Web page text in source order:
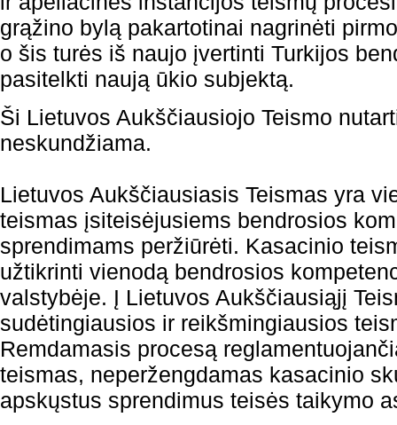
grąžino bylą pakartotinai nagrinėti
o šis turės iš naujo įvertinti Turkijos
pasitelkti naują ūkio subjektą.
Ši Lietuvos Aukščiausiojo Teismo
neskundžiama.
Lietuvos Aukščiausiasis Teismas yra
teismas įsiteisėjusiems bendrosios
sprendimams peržiūrėti. Kasacinio
užtikrinti vienodą bendrosios
valstybėje. Į Lietuvos Aukščiausiąjį
sudėtingiausios ir reikšmingiausios
Remdamasis procesą
teismas, neperžengdamas kasacinio
apskųstus sprendimus teisės taikymo